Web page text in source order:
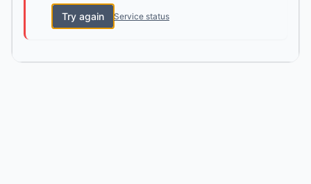
Try again Service status